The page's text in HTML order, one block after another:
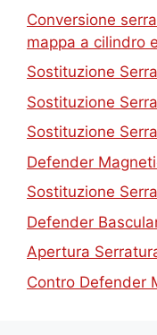
Conversione
mappa a cilindro
Sostituzione
Sostituzione
Sostituzione
Defender
Sostituzione
Defender
Apertura
Contro Defender